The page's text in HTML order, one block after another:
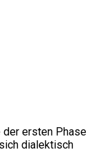
der ersten Phase
dialektisch